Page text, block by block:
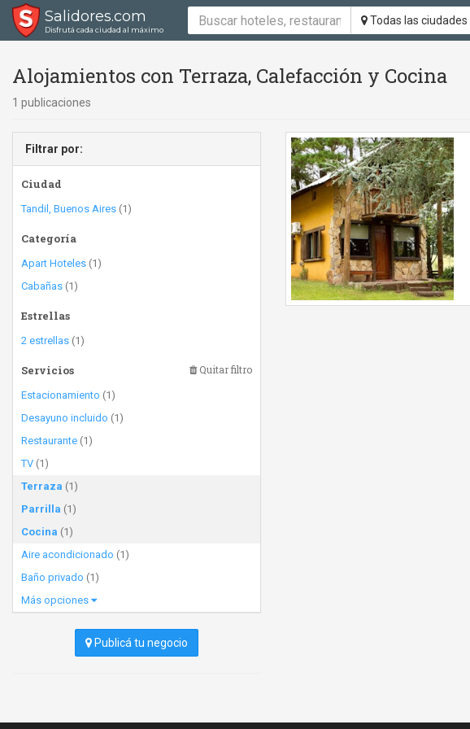
Salidores.com
Disfrutá cada ciudad al máximo
Todas las ciudades
Alojamientos con Terraza, Calefacción y Cocina
1 publicaciones
Filtrar por:
Ciudad
Tandil, Buenos Aires (1)
Categoría
Apart Hoteles (1)
Cabañas (1)
Estrellas
2 estrellas (1)
Servicios Quitar filtro
Estacionamiento (1)
Desayuno incluido (1)
Restaurante (1)
TV (1)
Terraza (1)
Parrilla (1)
Cocina (1)
Aire acondicionado (1)
Baño privado (1)
Más opciones
Publicá tu negocio